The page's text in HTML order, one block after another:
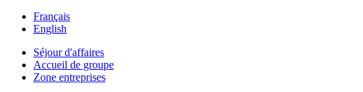
Français
English
Séjour d'affaires
Accueil de groupe
Zone entreprises